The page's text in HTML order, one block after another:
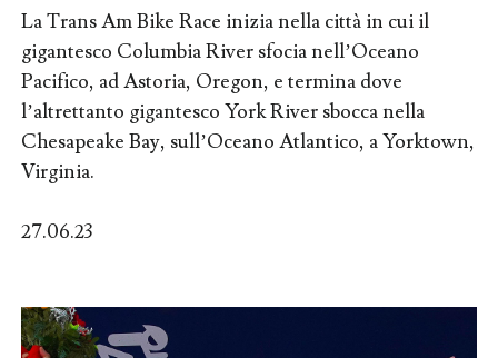
La Trans Am Bike Race inizia nella città in cui il
gigantesco Columbia River sfocia nell’Oceano
Pacifico, ad Astoria, Oregon, e termina dove
l’altrettanto gigantesco York River sbocca nella
Chesapeake Bay, sull’Oceano Atlantico, a Yorktown,
Virginia.
27.06.23